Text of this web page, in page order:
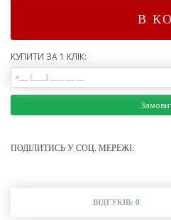
В
КУПИТИ ЗА 1 КЛІК:
ПОДІЛИТИСЬ У СОЦ. МЕРЕЖІ:
ВІДГУКІВ: 0